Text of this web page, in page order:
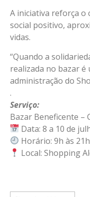
A iniciativa reforça
social positivo,
vidas.
“Quando a
realizada no bazar é
administração do
.
Serviço:
Bazar Beneficente –
Data: 8 a 10 de
Horário: 9h às 21h
Local: Shopping